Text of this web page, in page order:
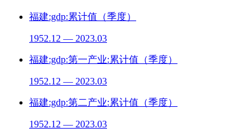
福建:gdp:累计值（季度）
1952.12 — 2023.03
福建:gdp:第一产业:累计值（季度）
1952.12 — 2023.03
福建:gdp:第二产业:累计值（季度）
1952.12 — 2023.03